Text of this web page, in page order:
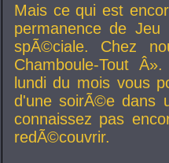
Mais ce qui est
permanence de
spÃ©ciale. Chez
Chamboule-Tout
lundi du mois vous
d'une soirÃ©e dans
connaissez pas
redÃ©couvrir.